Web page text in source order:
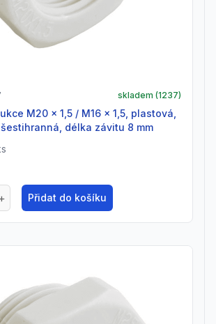
skladem (1237)
délka závitu 8 mm
Přidat do košíku